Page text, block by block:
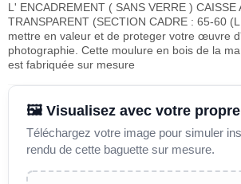
L' ENCADREMENT ( SANS VERRE ) CAISSE
TRANSPARENT (SECTION CADRE : 65-60
mettre en valeur et de proteger votre œuvre
photographie. Cette moulure en bois de la
est fabriquée sur mesure
🖼️ Visualisez avec votre
Téléchargez votre image pour simuler
rendu de cette baguette sur mesure.